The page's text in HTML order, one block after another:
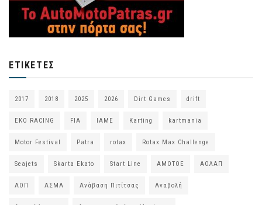
ΕΤΙΚΈΤΕΣ
2017 2018 2025 2026 Dirt Games drift
EKO RACING FIA IAME Karting kartmania
Motor Festival Patra rotax Rotax Max Challenge
Seajets Skarta Ekato Start Line ΑΜΟΤΟΕ ΑΟΛΑΠ
ΑΟΠ ΑΣΜΑ Ανάβαση Πιτίτσας Αναβολή